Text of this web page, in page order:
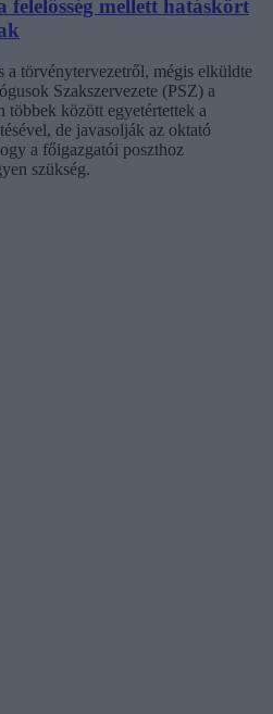
felelősség mellett hatáskört
a törvénytervezetről, mégis elküldte
Szakszervezete (PSZ) a
többek között egyetértettek a
de javasolják az oktató
a főigazgatói poszthoz
szükség.